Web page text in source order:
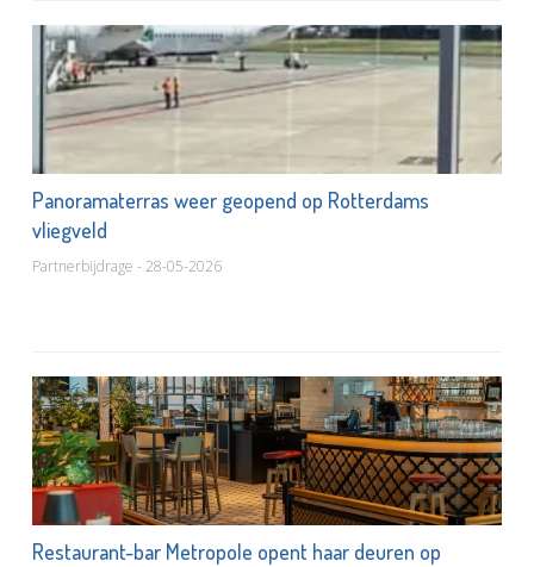
Panoramaterras weer geopend op Rotterdams
vliegveld
Partnerbijdrage - 28-05-2026
Restaurant-bar Metropole opent haar deuren op